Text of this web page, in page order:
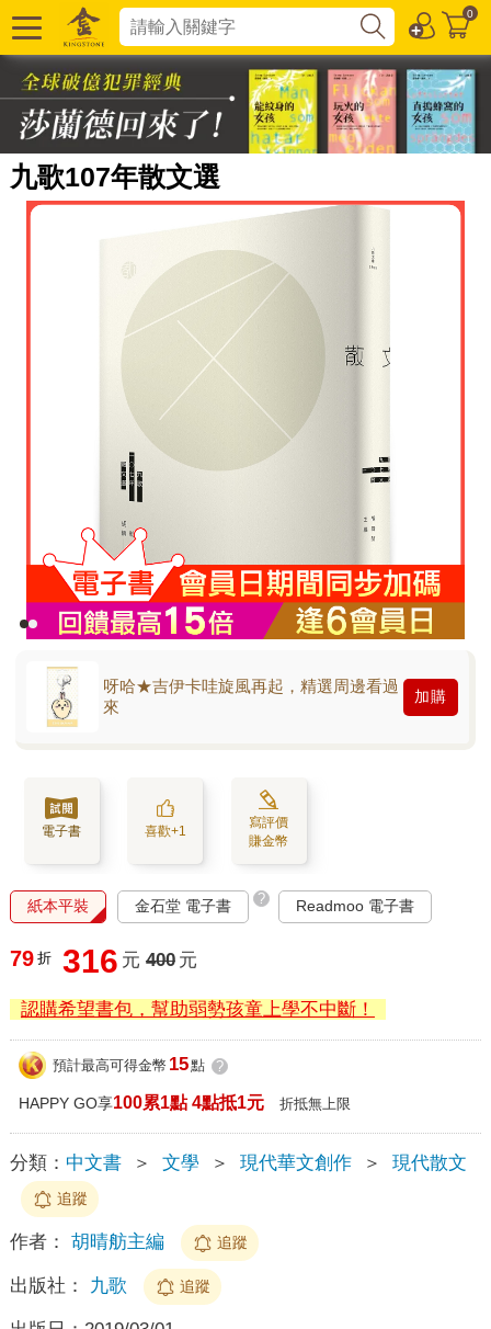
0
九歌107年散文選
呀哈★吉伊卡哇旋風再起，精選周邊看過
來
加購
電子書 喜歡+1
寫評價
賺金幣
紙本平裝 金石堂 電子書 ? Readmoo 電子書
79 折 316 元 400 元
認購希望書包，幫助弱勢孩童上學不中斷！
預計最高可得金幣 15點 ?
HAPPY GO享100累1點 4點抵1元 折抵無上限
分類： 中文書 ＞ 文學 ＞ 現代華文創作 ＞ 現代散文
追蹤
作者： 胡晴舫主編 追蹤
出版社： 九歌 追蹤